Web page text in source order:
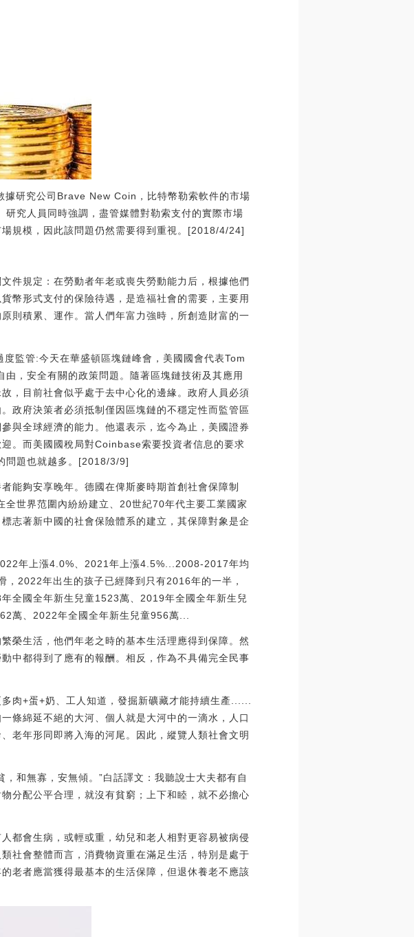
據研究公司Brave New Coin，比特幣勒索軟件的市場
究人員同時強調，盡管媒體對勒索支付的實際市場
規模，因此該問題仍然需要得到重視。[2018/4/24]
件規定：在勞動者年老或喪失勞動能力后，根據他們
幣形式支付的保險待遇，是造福社會的需要，主要用
則積累、運作。當人們年富力強時，所創造財富的一
監管:今天在華盛頓區塊鏈峰會，美國國會代表Tom
，安全有關的政策問題。隨著區塊鏈技術及其應用
，目前社會似乎處于去中心化的邊緣。政府人員必須
政府決策者必須抵制僅因區塊鏈的不穩定性而監管區
與全球經濟的能力。他還表示，迄今為止，美國證券
。而美國國稅局對Coinbase索要投資者信息的要求
問題也就越多。[2018/3/9]
能夠安享晚年。德國在俾斯麥時期首創社會保障制
世界范圍內紛紛建立、20世紀70年代主要工業國家
志著新中國的社會保險體系的建立，其保障對象是企
年上漲4.0%、2021年上漲4.5%...2008-2017年均
，2022年出生的孩子已經降到只有2016年的一半，
全國全年新生兒童1523萬、2019年全國全年新生兒
萬、2022年全國全年新生兒童956萬...
榮生活，他們年老之時的基本生活理應得到保障。然
中都得到了應有的報酬。相反，作為不具備完全民事
肉+蛋+奶、工人知道，發掘新礦藏才能持續生產......
條綿延不絕的大河、個人就是大河中的一滴水，人口
老年形同即將入海的河尾。因此，縱覽人類社會文明
和無寡，安無傾。”白話譯文：我聽說士大夫都有自
分配公平合理，就沒有貧窮；上下和睦，就不必擔心
都會生病，或輕或重，幼兒和老人相對更容易被病侵
社會整體而言，消費物資重在滿足生活，特別是處于
老者應當獲得最基本的生活保障，但退休養老不應該